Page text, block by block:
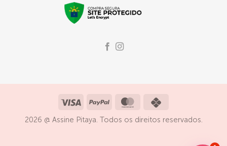
Visa PayPal MasterCard
2026 @ Assine Pitaya. Todos os direitos reservados.